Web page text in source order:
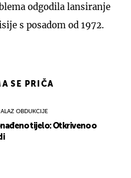
odgodila lansiranje
s posadom od 1972.
SE PRIČA
OBDUKCIJE
tijelo: Otkriveno o